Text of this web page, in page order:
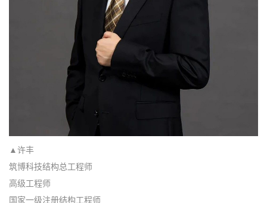
▲许丰
筑博科技结构总工程师
高级工程师
国家一级注册结构工程师